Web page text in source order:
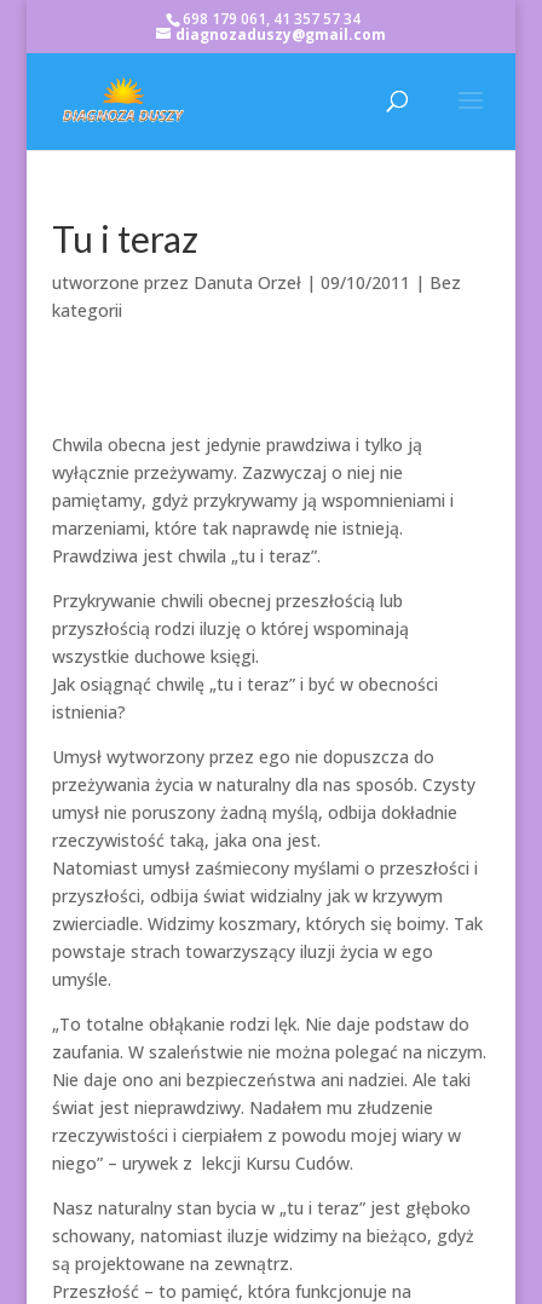
698 179 061, 41 357 57 34
diagnozaduszy@gmail.com
Tu i teraz
utworzone przez Danuta Orzeł| 09/10/2011 | Bez
kategorii
Chwila obecna jest jedynie prawdziwa i tylko ją
wyłącznie przeżywamy. Zazwyczaj o niej nie
pamiętamy, gdyż przykrywamy ją wspomnieniami i
marzeniami, które tak naprawdę nie istnieją.
Prawdziwa jest chwila „tu i teraz”.
Przykrywanie chwili obecnej przeszłością lub
przyszłością rodzi iluzję o której wspominają
wszystkie duchowe księgi.
Jak osiągnąć chwilę „tu i teraz” i być w obecności
istnienia?
Umysł wytworzony przez ego nie dopuszcza do
przeżywania życia w naturalny dla nas sposób. Czysty
umysł nie poruszony żadną myślą, odbija dokładnie
rzeczywistość taką, jaka ona jest.
Natomiast umysł zaśmiecony myślami o przeszłości i
przyszłości, odbija świat widzialny jak w krzywym
zwierciadle. Widzimy koszmary, których się boimy. Tak
powstaje strach towarzyszący iluzji życia w ego
umyśle.
„To totalne obłąkanie rodzi lęk. Nie daje podstaw do
zaufania. W szaleństwie nie można polegać na niczym.
Nie daje ono ani bezpieczeństwa ani nadziei. Ale taki
świat jest nieprawdziwy. Nadałem mu złudzenie
rzeczywistości i cierpiałem z powodu mojej wiary w
niego” – urywek z lekcji Kursu Cudów.
Nasz naturalny stan bycia w „tu i teraz” jest głęboko
schowany, natomiast iluzje widzimy na bieżąco, gdyż
są projektowane na zewnątrz.
Przeszłość – to pamięć, która funkcjonuje na